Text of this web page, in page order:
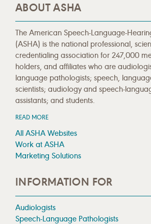
ABOUT ASHA
The American Speech-Language-
(ASHA) is the national professional,
credentialing association for 247,000
holders, and affiliates who are
language pathologists; speech,
scientists; audiology and speech-
assistants; and students.
READ MORE
All ASHA Websites
Work at ASHA
Marketing Solutions
INFORMATION FOR
Audiologists
Speech-Language Pathologists